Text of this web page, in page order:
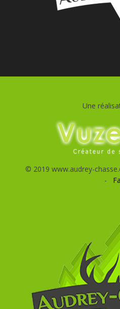
Une
© 2019 www.audrey-
-